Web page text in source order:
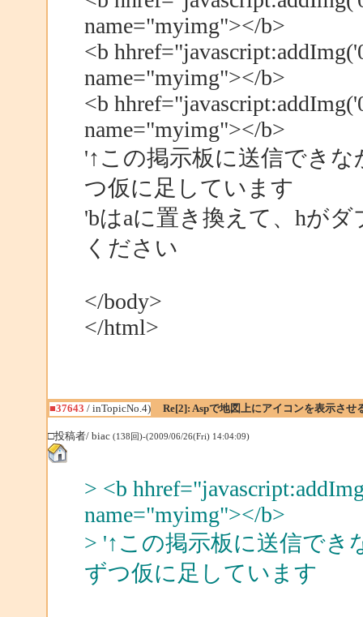
name="myimg"></b>
<b
name="myimg"></b>
<b
name="myimg"></b>
'↑この掲示板に送信でき
つ仮に足しています
'bはaに置き換えて、hが
ください
</body>
</html>
■37643 / inTopicNo.4) Re[2]: Aspで地図上にアイコンを表示させ
□投稿者/ biac (138回)-(2009/06/26(Fri) 14:04:09)
> <b
name="myimg"></b>
> '↑この掲示板に送信でき
ずつ仮に足しています